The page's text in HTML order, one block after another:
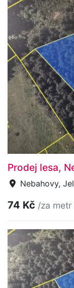
Prodej lesa,
Nebahovy,
74 Kč /za